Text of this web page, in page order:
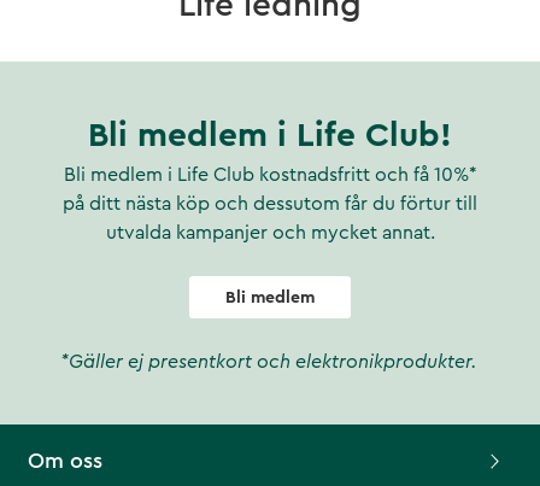
Bli medlem i Life Club!
Bli medlem i Life Club kostnadsfritt och få 10%*
på ditt nästa köp och dessutom får du förtur till
utvalda kampanjer och mycket annat.
Bli medlem
*Gäller ej presentkort och elektronikprodukter.
Om oss